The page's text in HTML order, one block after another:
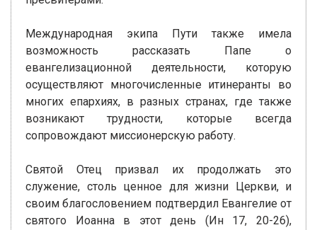
Международная экипа Пути также имела
возможность рассказать Папе о
евангелизационной деятельности, которую
осуществляют многочисленные итинеранты во
многих епархиях, в разных странах, где также
возникают трудности, которые всегда
сопровождают миссионерскую работу.
Святой Отец призвал их продолжать это
служение, столь ценное для жизни Церкви, и
своим благословением подтвердил Евангелие от
святого Иоанна в этот день (Ин 17, 20-26),